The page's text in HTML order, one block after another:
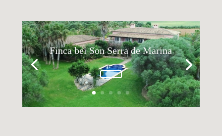
Finca bei Son Serra de Marina